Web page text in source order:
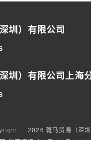
圳）有限公司
圳）有限公司上海
© 2026 斑马贸易（深
/许可证编号：粤ICP备